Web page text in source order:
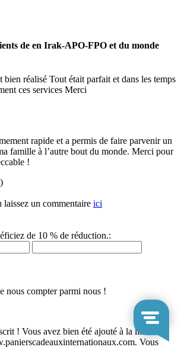
de en Irak-APO-FPO et du monde
réalisé Tout était parfait et dans les temps
ces services Merci
rapide et a permis de faire parvenir un
famille à l’autre bout du monde. Merci pour
!
laissez un commentaire ici
de 10 % de réduction.:
nous compter parmi nous !
! Vous avez bien été ajouté à la liste de
Vous